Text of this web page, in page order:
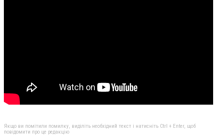
Якщо ви помітили помилку, виділіть необхідний текст і натисніть Ctrl + Enter, щоб
повідомити про це редакцію